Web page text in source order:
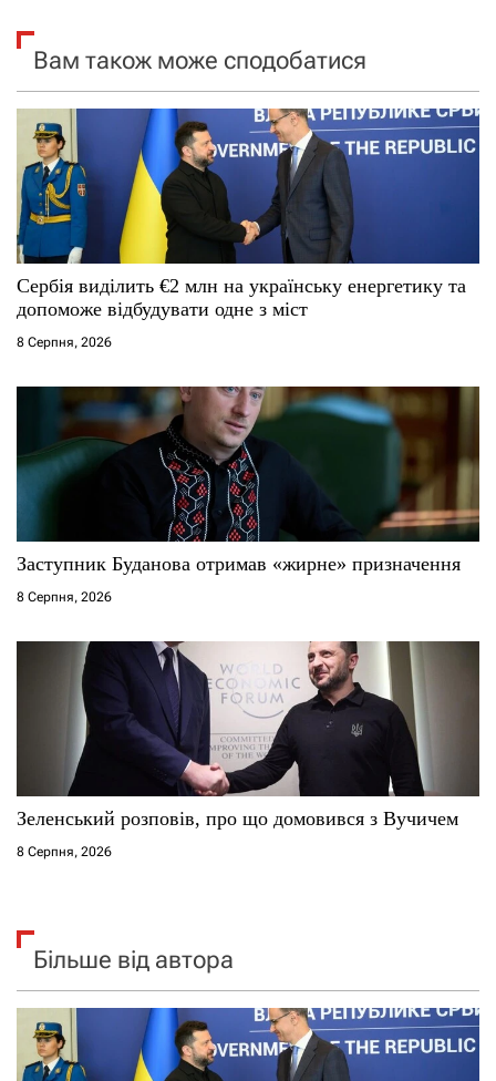
і
я
а
п
и
с
Вам також може сподобатися
Сербія виділить €2 млн на українську енергетику та
допоможе відбудувати одне з міст
8 Серпня, 2026
Заступник Буданова отримав «жирне» призначення
8 Серпня, 2026
Зеленський розповів, про що домовився з Вучичем
8 Серпня, 2026
Більше від автора